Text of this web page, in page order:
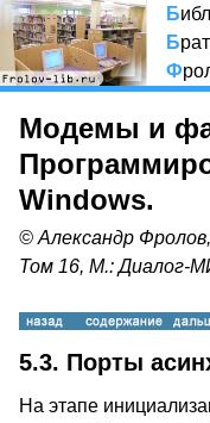
Б
Б
Ф
Модемы и
Windows.
© Александр
Том 16, М.: Диалог-
5.3. Порты
На этапе